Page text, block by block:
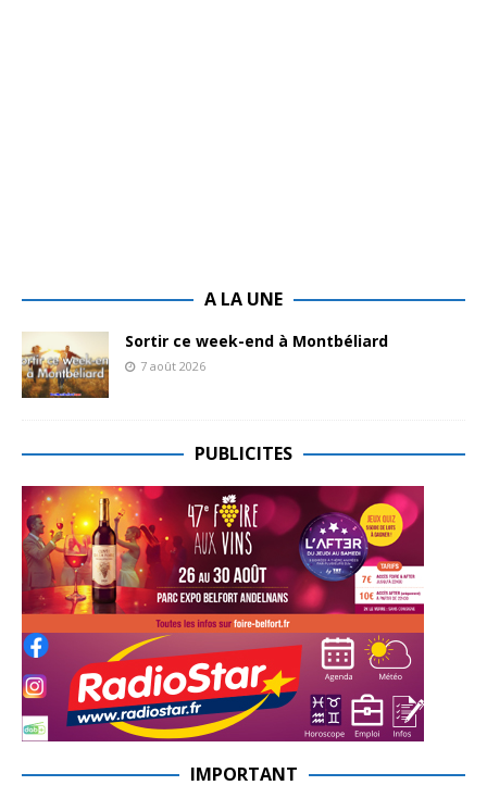
A LA UNE
Sortir ce week-end à Montbéliard
7 août 2026
PUBLICITES
IMPORTANT